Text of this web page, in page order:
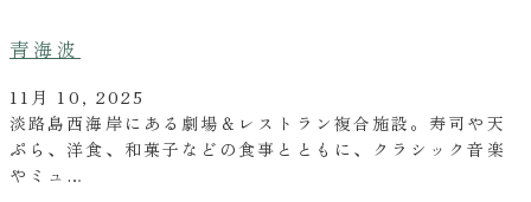
青海波
11月 10, 2025
淡路島西海岸にある劇場＆レストラン複合施設。寿司や天
ぷら、洋食、和菓子などの食事とともに、クラシック音楽
やミュ…